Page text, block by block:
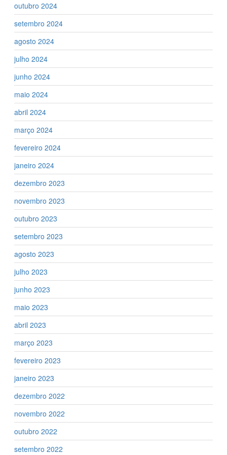
outubro 2024
setembro 2024
agosto 2024
julho 2024
junho 2024
maio 2024
abril 2024
março 2024
fevereiro 2024
janeiro 2024
dezembro 2023
novembro 2023
outubro 2023
setembro 2023
agosto 2023
julho 2023
junho 2023
maio 2023
abril 2023
março 2023
fevereiro 2023
janeiro 2023
dezembro 2022
novembro 2022
outubro 2022
setembro 2022